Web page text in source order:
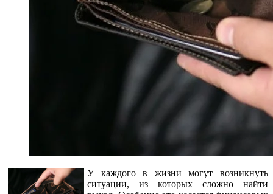
У каждого в жизни могут возникнуть
ситуации, из которых сложно найти